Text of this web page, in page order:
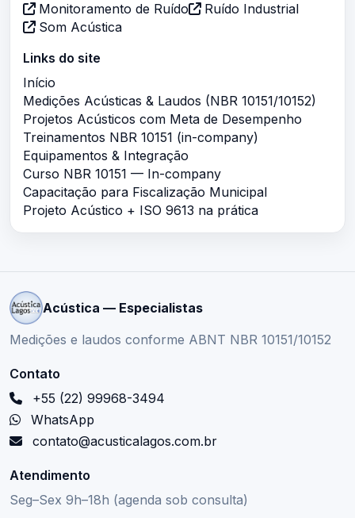
Monitoramento de Ruído
Ruído Industrial
Som Acústica
Links do site
Início
Medições Acústicas & Laudos (NBR 10151/10152)
Projetos Acústicos com Meta de Desempenho
Treinamentos NBR 10151 (in-company)
Equipamentos & Integração
Curso NBR 10151 — In-company
Capacitação para Fiscalização Municipal
Projeto Acústico + ISO 9613 na prática
Acústica — Especialistas
Medições e laudos conforme ABNT NBR 10151/10152
Contato
+55 (22) 99968-3494
WhatsApp
contato@acusticalagos.com.br
Atendimento
Seg–Sex 9h–18h (agenda sob consulta)